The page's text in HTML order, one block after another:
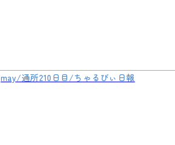
may/通所210日目/ちゃるびぃ日報